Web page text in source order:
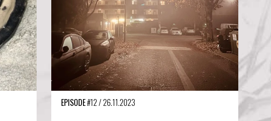
EPISODE#12/26.11.2023